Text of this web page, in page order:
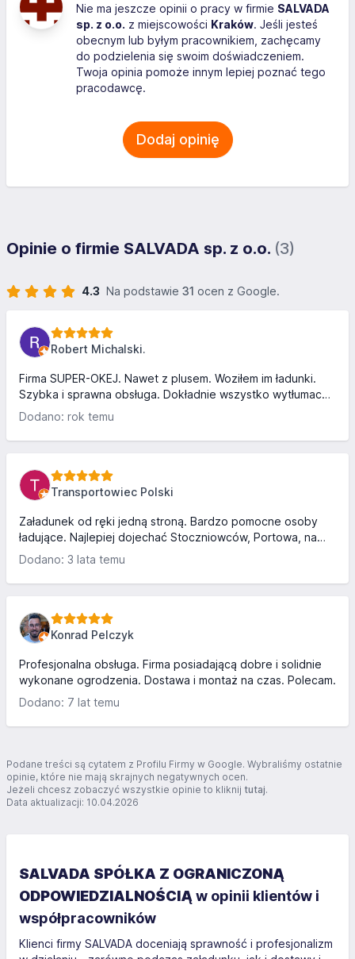
Nie ma jeszcze opinii o pracy w firmie SALVADA
sp. z o.o. z miejscowości Kraków. Jeśli jesteś
obecnym lub byłym pracownikiem, zachęcamy
do podzielenia się swoim doświadczeniem.
Twoja opinia pomoże innym lepiej poznać tego
pracodawcę.
Dodaj opinię
Opinie o firmie SALVADA sp. z o.o. (3)
4.3 Na podstawie 31 ocen z Google.
Robert Michalski.
Firma SUPER-OKEJ. Nawet z plusem. Woziłem im ładunki.
Szybka i sprawna obsługa. Dokładnie wszystko wytłumaczą
jeżeli o coś zapytałem. Wiele firm i magazynów powinno
Dodano: rok temu
Transportowiec Polski
Załadunek od ręki jedną stroną. Bardzo pomocne osoby
ładujące. Najlepiej dojechać Stoczniowców, Portowa, na
literce T w prawo i pod wiaduktem, za wiaduktem w prawo
Dodano: 3 lata temu
Konrad Pelczyk
Profesjonalna obsługa. Firma posiadającą dobre i solidnie
wykonane ogrodzenia. Dostawa i montaż na czas. Polecam.
Dodano: 7 lat temu
Podane treści są cytatem z Profilu Firmy w Google. Wybraliśmy ostatnie
opinie, które nie mają skrajnych negatywnych ocen.
Jeżeli chcesz zobaczyć wszystkie opinie to kliknij tutaj.
Data aktualizacji: 10.04.2026
SALVADA SPÓŁKA Z OGRANICZONĄ
ODPOWIEDZIALNOŚCIĄ w opinii klientów i
współpracowników
Klienci firmy SALVADA doceniają sprawność i profesjonalizm